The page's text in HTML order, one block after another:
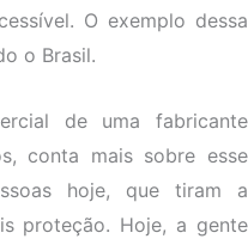
O exemplo dessa
o Brasil.
de uma fabricante
conta mais sobre esse
hoje, que tiram a
proteção. Hoje, a gente